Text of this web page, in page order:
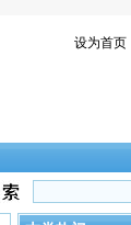
设为首页